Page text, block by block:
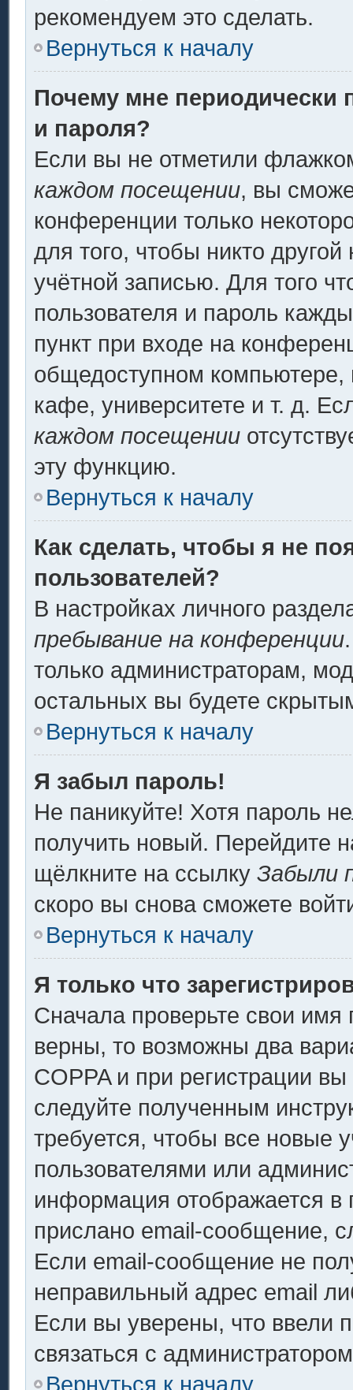
рекомендуем это сделать.
Вернуться к началу
Почему мне периодически
и пароля?
Если вы не отметили
каждом посещении, вы
конференции только
для того, чтобы никто
учётной записью. Для того
пользователя и пароль
пункт при входе на
общедоступном компьютере,
кафе, университете и т. д.
каждом посещении
эту функцию.
Вернуться к началу
Как сделать, чтобы я не
пользователей?
В настройках личного
пребывание на конференции
только администраторам,
остальных вы будете
Вернуться к началу
Я забыл пароль!
Не паникуйте! Хотя пароль
получить новый. Перейдите
щёлкните на ссылку Забыли
скоро вы снова сможете
Вернуться к началу
Я только что
Сначала проверьте свои имя
верны, то возможны два
COPPA и при регистрации
следуйте полученным
требуется, чтобы все новые
пользователями или
информация отображается
прислано email-сообщение,
Если email-сообщение не
неправильный адрес email
Если вы уверены, что ввели
связаться с
Вернуться к началу